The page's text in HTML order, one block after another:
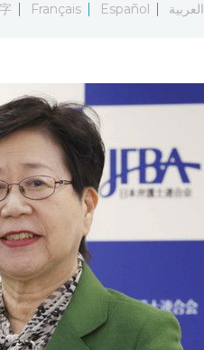
Français Español العربية